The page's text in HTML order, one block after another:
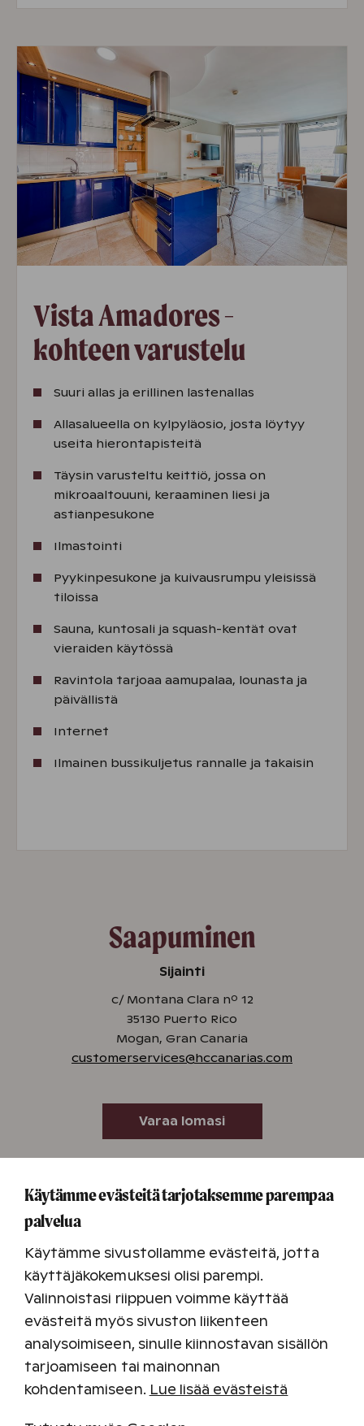
Vista Amadores -
kohteen varustelu
Suuri allas ja erillinen lastenallas
Allasalueella on kylpyläosio, josta löytyy
useita hierontapisteitä
Täysin varusteltu keittiö, jossa on
mikroaaltouuni, keraaminen liesi ja
astianpesukone
Ilmastointi
Pyykinpesukone ja kuivausrumpu yleisissä
tiloissa
Sauna, kuntosali ja squash-kentät ovat
vieraiden käytössä
Ravintola tarjoaa aamupalaa, lounasta ja
päivällistä
Internet
Ilmainen bussikuljetus rannalle ja takaisin
Saapuminen
Sijainti
c/ Montana Clara nº 12
35130 Puerto Rico
Mogan, Gran Canaria
customerservices@hccanarias.com
Varaa lomasi
Kohteen yhteystiedot
Pääset Vista Amadoresiin autolla lentokentältä
noin puolessa tunnissa. Jos haluat,
lomaklubimme reservations@hccanarias.com voi
järjestää matkasi lentokentältä ja sinne takaisin.
Käytämme evästeitä tarjotaksemme parempaa
palvelua
Käytämme sivustollamme evästeitä, jotta
käyttäjäkokemuksesi olisi parempi.
Valinnoistasi riippuen voimme käyttää
evästeitä myös sivuston liikenteen
analysoimiseen, sinulle kiinnostavan sisällön
tarjoamiseen tai mainonnan
kohdentamiseen. Lue lisää evästeistä